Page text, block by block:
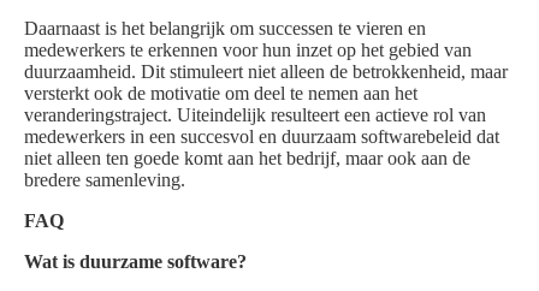
Daarnaast is het belangrijk om successen te vieren en
medewerkers te erkennen voor hun inzet op het gebied van
duurzaamheid. Dit stimuleert niet alleen de betrokkenheid, maar
versterkt ook de motivatie om deel te nemen aan het
veranderingstraject. Uiteindelijk resulteert een actieve rol van
medewerkers in een succesvol en duurzaam softwarebeleid dat
niet alleen ten goede komt aan het bedrijf, maar ook aan de
bredere samenleving.
FAQ
Wat is duurzame software?